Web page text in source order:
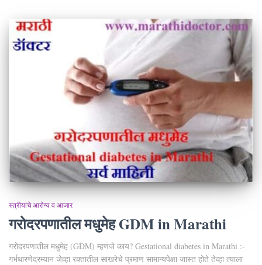
स्त्रीयांचे आरोग्य व आजार
गरोदरपणातील मधुमेह GDM in Marathi
गरोदरपणातील मधुमेह (GDM) म्हणजे काय? Gestational diabetes in Marathi :-
गर्भधारणेदरम्यान जेव्हा रक्तातील साखरेचे प्रमाण सामान्यपेक्षा जास्त होते तेव्हा त्याला